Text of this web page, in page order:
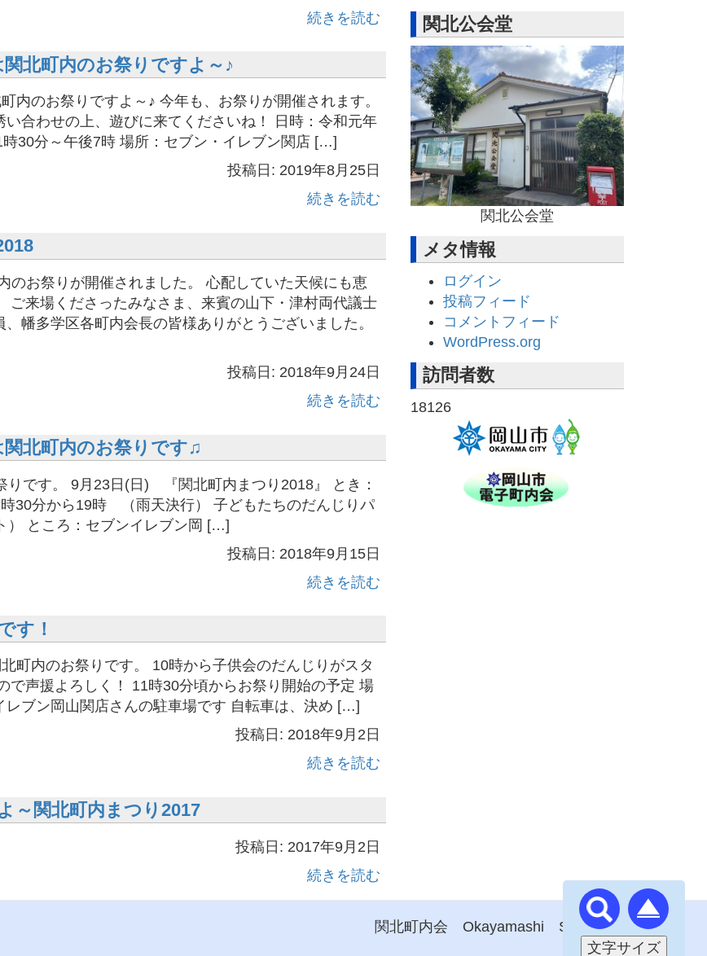
続きを読む
北町内のお祭りですよ～♪
内のお祭りですよ～♪ 今年も、お祭りが開催されます。
い合わせの上、遊びに来てくださいね！ 日時：令和元年
30分～午後7時 場所：セブン・イレブン関店 […]
投稿日: 2019年8月25日
続きを読む
お祭りが開催されました。 心配していた天候にも恵
ご来場くださったみなさま、来賓の山下・津村両代議士
幡多学区各町内会長の皆様ありがとうございました。
投稿日: 2018年9月24日
続きを読む
関北町内のお祭りです♫
りです。 9月23日(日) 『関北町内まつり2018』 とき：
30分から19時 （雨天決行） 子どもたちのだんじりパ
） ところ：セブンイレブン岡 […]
投稿日: 2018年9月15日
続きを読む
す！
町内のお祭りです。 10時から子供会のだんじりがスタ
で声援よろしく！ 11時30分頃からお祭り開始の予定 場
レブン岡山関店さんの駐車場です 自転車は、決め […]
投稿日: 2018年9月2日
続きを読む
～関北町内まつり2017
投稿日: 2017年9月2日
続きを読む
関北公会堂
関北公会堂
メタ情報
ログイン
投稿フィード
コメントフィード
WordPress.org
訪問者数
18126
関北町内会 Okayamashi SEKIKITA
文字サイズ